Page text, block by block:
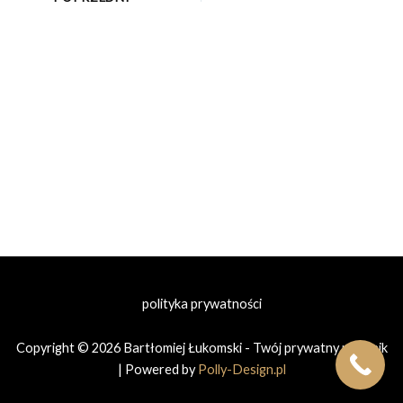
polityka prywatności
Copyright © 2026 Bartłomiej Łukomski - Twój prywatny prawnik
| Powered by Polly-Design.pl